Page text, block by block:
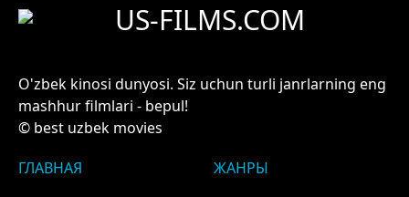
US-FILMS.COM
O'zbek kinosi dunyosi. Siz uchun turli janrlarning eng
mashhur filmlari - bepul!
© best uzbek movies
ГЛАВНАЯ
ЖАНРЫ